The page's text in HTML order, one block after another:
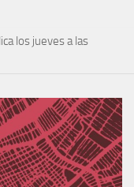
los jueves a las